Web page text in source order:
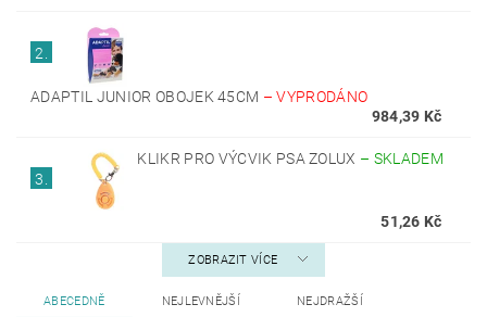
2.
ADAPTIL JUNIOR OBOJEK 45CM –VYPRODÁNO
984,39 Kč
3.
KLIKR PRO VÝCVIK PSA ZOLUX – SKLADEM
51,26 Kč
ZOBRAZIT VÍCE
ABECEDNĚ NEJLEVNĚJŠÍ NEJDRAŽŠÍ